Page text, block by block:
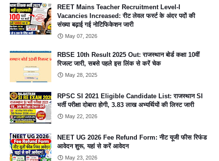
REET Mains Teacher Recruitment Level-I
Vacancies Increased: रीट लेवल फर्स्ट के अंदर पदों की
संख्या बढ़ाई गई नोटिफिकेशन जारी
May 07, 2026
RBSE 10th Result 2025 Out: राजस्थान बोर्ड कक्षा 10वीं
रिजल्ट जारी, सबसे पहले इस लिंक से करें चेक
May 28, 2025
RPSC SI 2021 Eligible Candidate List: राजस्थान SI
भर्ती परीक्षा दोबारा होगी, 3.83 लाख अभ्यर्थियों की लिस्ट जारी
May 22, 2026
NEET UG 2026 Fee Refund Form: नीट यूजी फीस रिफंड
आवेदन शुरू, यहां से करें आवेदन
May 23, 2026